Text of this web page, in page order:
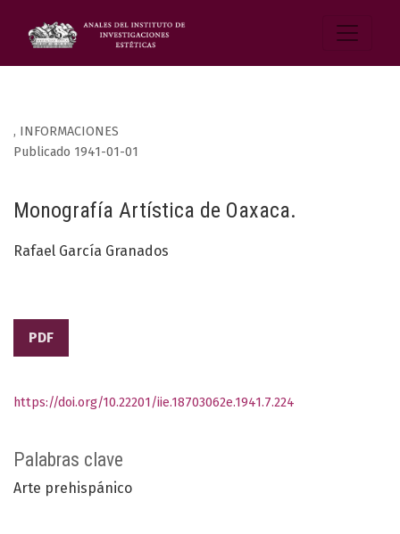
, INFORMACIONES
Monografía Artística de Oaxaca.
Publicado 1941-01-01
Rafael García Granados
PDF
Palabras clave
Arte prehispánico
https://doi.org/10.22201/iie.18703062e.1941.7.224